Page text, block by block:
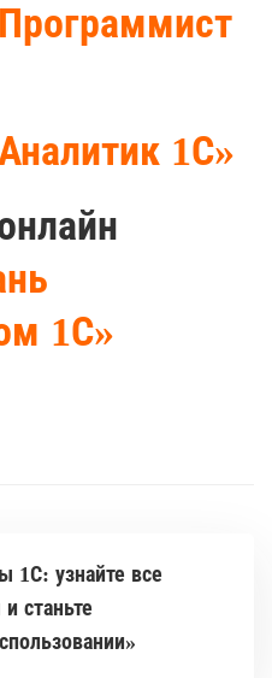
1С»
1С»
1С: узнайте все
станьте